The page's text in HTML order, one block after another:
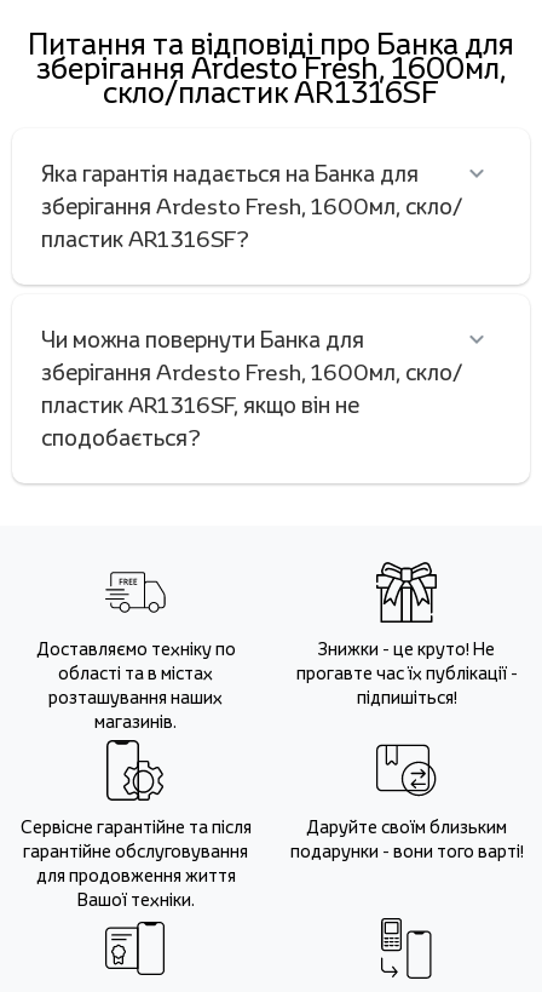
Питання та відповіді про Банка для
зберігання Ardesto Fresh, 1600мл,
скло/пластик AR1316SF
Яка гарантія надається на Банка для
зберігання Ardesto Fresh, 1600мл, скло/
пластик AR1316SF?
Чи можна повернути Банка для
зберігання Ardesto Fresh, 1600мл, скло/
пластик AR1316SF, якщо він не
сподобається?
Доставляємо техніку по
області та в містах
розташування наших
магазинів.
Знижки - це круто! Не
прогавте час їх публікації -
підпишіться!
Сервісне гарантійне та після
гарантійне обслуговування
для продовження життя
Вашої техніки.
Даруйте своїм близьким
подарунки - вони того варті!